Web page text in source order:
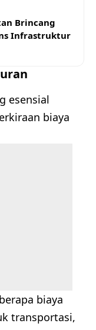
Brincang
Infrastruktur
esensial
biaya
biaya
transportasi,